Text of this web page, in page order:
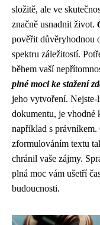
složitě, ale ve
značně usnadnit život.
pověřit důvěryhodnou
spektru záležitostí.
během vaší
plné moci ke stažení
jeho vytvoření. Nejste-
dokumentu, je vhodné
například s
zformulováním textu
chránil vaše zájmy.
plná moc vám ušetří
budoucnosti.